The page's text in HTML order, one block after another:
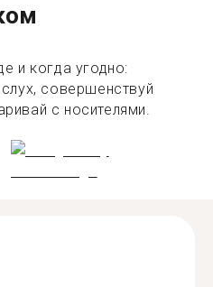
и когда угодно:
совершенствуй
с носителями.